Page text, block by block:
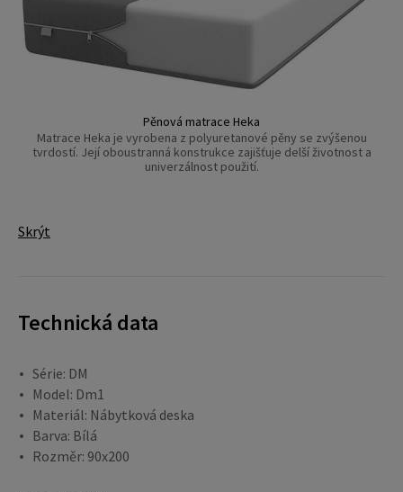
Pěnová matrace Heka
Matrace Heka je vyrobena z polyuretanové pěny se zvýšenou
tvrdostí. Její oboustranná konstrukce zajišťuje delší životnost a
univerzálnost použití.
Skrýt
Technická data
Série: DM
Model: Dm1
Materiál: Nábytková deska
Barva: Bílá
Rozměr: 90x200